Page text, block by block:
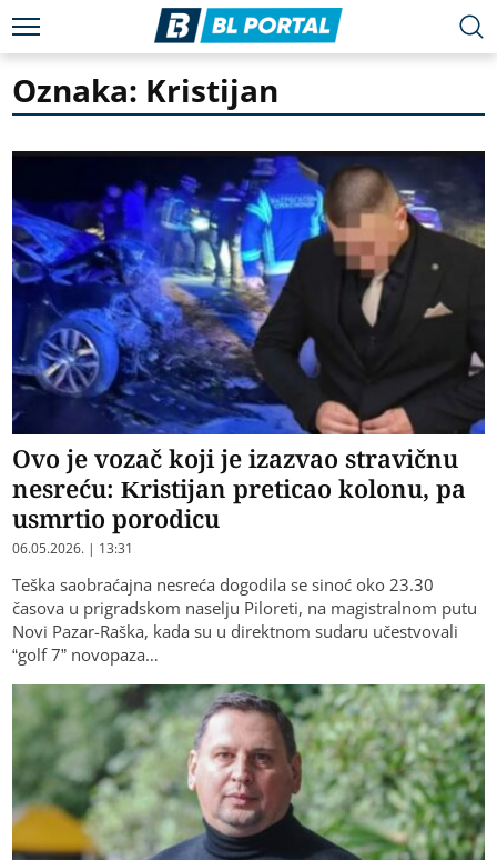
Oznaka: Kristijan
Ovo je vozač koji je izazvao stravičnu
nesreću: Kristijan preticao kolonu, pa
usmrtio porodicu
06.05.2026. | 13:31
Teška saobraćajna nesreća dogodila se sinoć oko 23.30
časova u prigradskom naselju Piloreti, na magistralnom putu
Novi Pazar-Raška, kada su u direktnom sudaru učestvovali
“golf 7” novopaza…